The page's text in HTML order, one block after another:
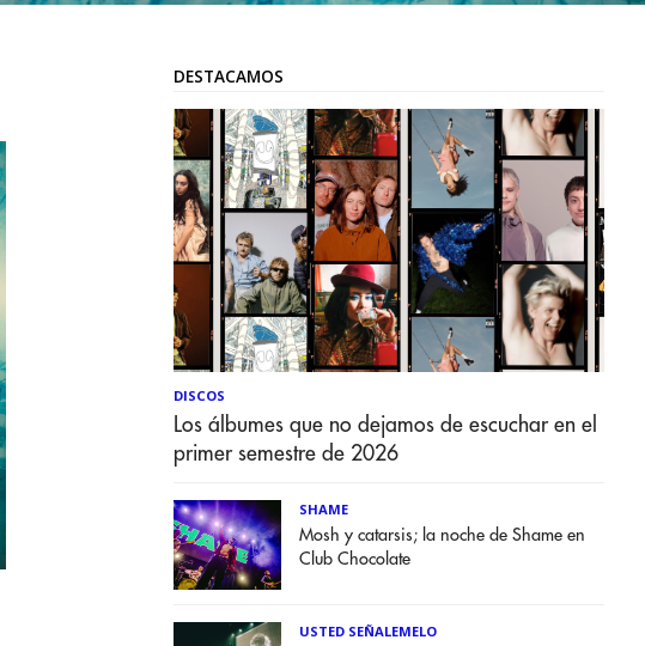
DESTACAMOS
DISCOS
Los álbumes que no dejamos de escuchar en el
primer semestre de 2026
SHAME
Mosh y catarsis; la noche de Shame en
Club Chocolate
USTED SEÑALEMELO